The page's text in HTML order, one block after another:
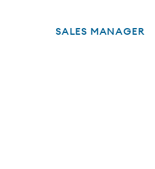
SALES MANAGER